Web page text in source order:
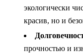
экологически
красив, но и
прочностью и